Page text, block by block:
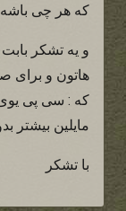
که هر چی باشه
و یه تشکر
هاتون و برای
مایلین بیشتر
با تشکر